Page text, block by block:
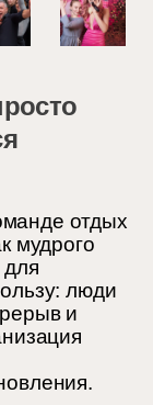
отдых
мудрого
для
люди
и